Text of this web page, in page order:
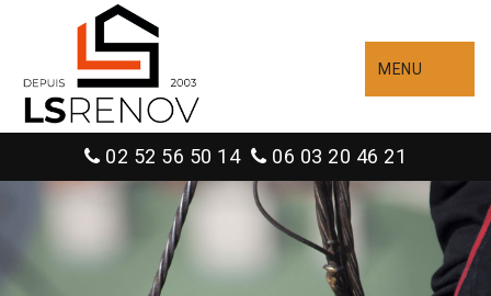
MENU
02 52 56 50 14 06 03 20 46 21